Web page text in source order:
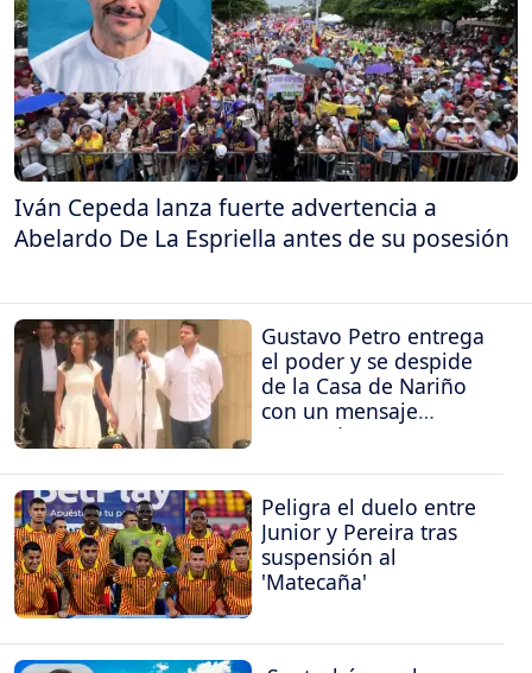
Iván Cepeda lanza fuerte advertencia a
Abelardo De La Espriella antes de su posesión
Gustavo Petro entrega
el poder y se despide
de la Casa de Nariño
con un mensaje
contundente
Peligra el duelo entre
Junior y Pereira tras
suspensión al
'Matecaña'